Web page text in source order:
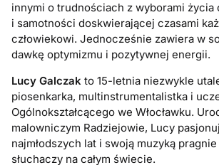
innymi o trudnościach z wyborami życia
i samotności doskwierającej czasami
człowiekowi. Jednocześnie zawiera w
dawkę optymizmu i pozytywnej energii.
Lucy Galczak to 15-letnia niezwykle
piosenkarka, multinstrumentalistka i
Ogólnokształcącego we Włocławku.
malowniczym Radziejowie, Lucy
najmłodszych lat i swoją muzyką
słuchaczy na całym świecie.